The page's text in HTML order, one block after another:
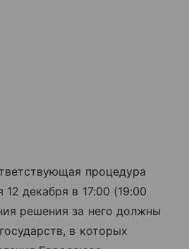
процедура
декабря в 17:00 (19:00
решения за него должны
в которых